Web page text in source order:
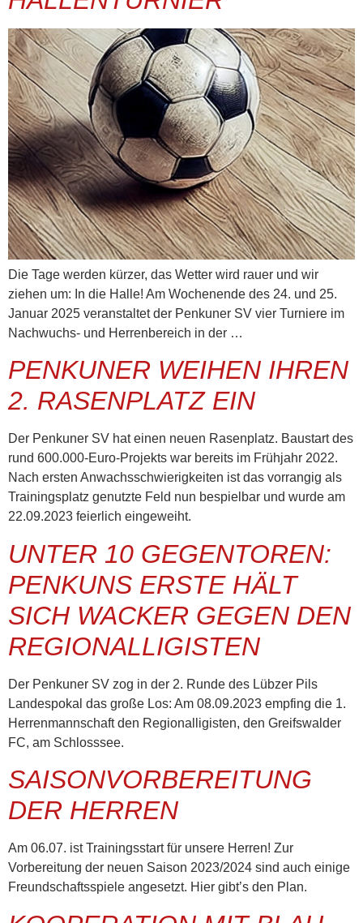
Die Tage werden kürzer, das Wetter wird rauer und wir
ziehen um: In die Halle! Am Wochenende des 24. und 25.
Januar 2025 veranstaltet der Penkuner SV vier Turniere im
Nachwuchs- und Herrenbereich in der …
PENKUNER WEIHEN IHREN
2. RASENPLATZ EIN
Der Penkuner SV hat einen neuen Rasenplatz. Baustart des
rund 600.000-Euro-Projekts war bereits im Frühjahr 2022.
Nach ersten Anwachsschwierigkeiten ist das vorrangig als
Trainingsplatz genutzte Feld nun bespielbar und wurde am
22.09.2023 feierlich eingeweiht.
UNTER 10 GEGENTOREN:
PENKUNS ERSTE HÄLT
SICH WACKER GEGEN DEN
REGIONALLIGISTEN
Der Penkuner SV zog in der 2. Runde des Lübzer Pils
Landespokal das große Los: Am 08.09.2023 empfing die 1.
Herrenmannschaft den Regionalligisten, den Greifswalder
FC, am Schlosssee.
SAISONVORBEREITUNG
DER HERREN
Am 06.07. ist Trainingsstart für unsere Herren! Zur
Vorbereitung der neuen Saison 2023/2024 sind auch einige
Freundschaftsspiele angesetzt. Hier gibt’s den Plan.